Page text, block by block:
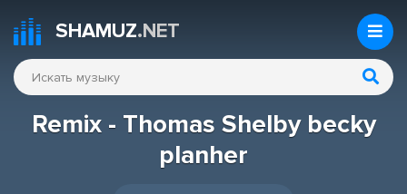
SHAMUZ.NET
Remix - Thomas Shelby becky
planher